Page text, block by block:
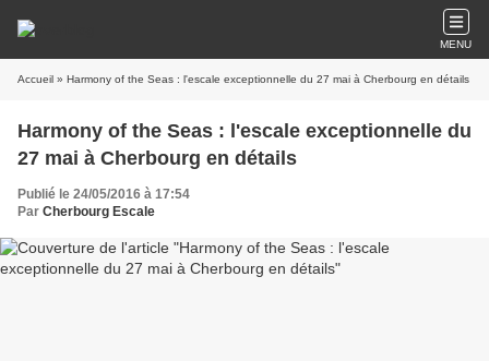
MENU
Accueil » Harmony of the Seas : l'escale exceptionnelle du 27 mai à Cherbourg en détails
Harmony of the Seas : l'escale exceptionnelle du
27 mai à Cherbourg en détails
Publié le 24/05/2016 à 17:54
Par Cherbourg Escale